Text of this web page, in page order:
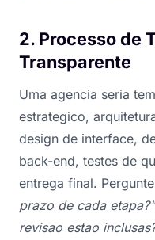
2. Processo de
Transparente
Uma agencia seria
estrategico,
design de interface,
back-end, testes de
entrega final.
prazo de cada etapa?"
revisao estao